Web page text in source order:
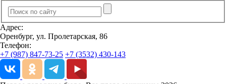
Адрес:
Оренбург, ул. Пролетарская, 86
Телефон:
+7 (987) 847-73-25 +7 (3532) 430-143